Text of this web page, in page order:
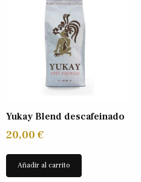
Yukay Blend descafeinado
20,00 €
Añadir al carrito